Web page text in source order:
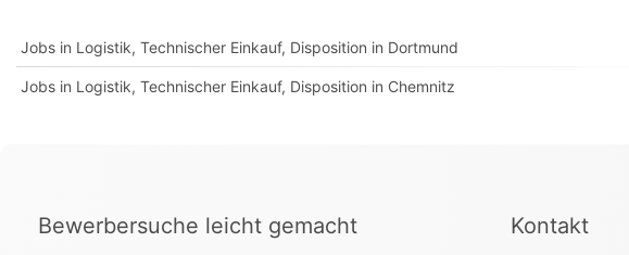
Jobs in Logistik, Technischer Einkauf, Disposition in Dortmund
Jobs in Logistik, Technischer Einkauf, Disposition in Chemnitz
Bewerbersuche leicht gemacht Kontakt